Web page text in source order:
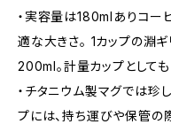
・実容量は180mlありコー
適な大きさ。 1カップの淵
200ml。計量カップとしても
・チタニウム製マグでは珍
プには、持ち運びや保管の